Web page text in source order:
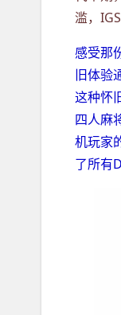
滥，
感受那
旧体验
这种怀
四人麻
机玩家
了所有